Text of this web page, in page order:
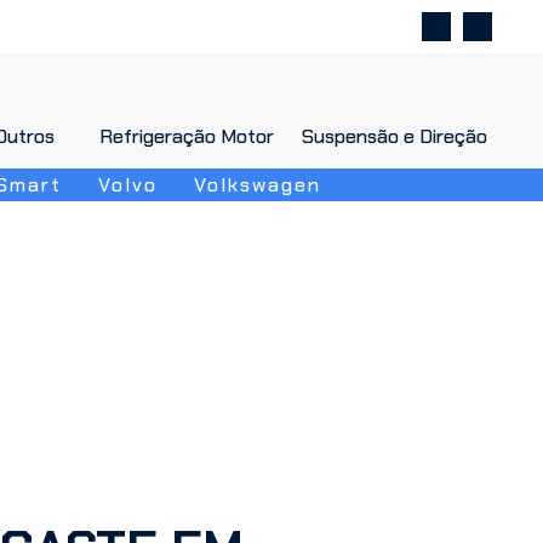
Refrigeração Motor
Refrigeração Motor Suspensão e Direção
Suspensão e Direção
Volvo Volkswagen